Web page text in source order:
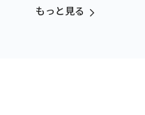
もっと見る